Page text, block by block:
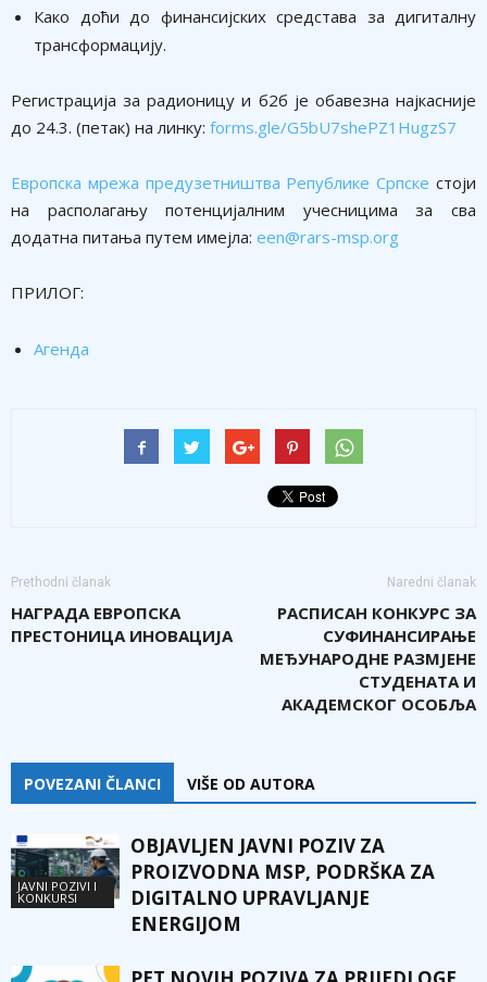
Како доћи до финансијских средстава за дигиталну
трансформацију.
Регистрација за радионицу и б2б је обавезна најкасније
до 24.3. (петак) на линку: forms.gle/G5bU7shePZ1HugzS7
Европска мрежа предузетништва Републике Српске стоји
на располагању потенцијалним учесницима за сва
додатна питања путем имејла: een@rars-msp.org
ПРИЛОГ:
Агенда
Prethodni članak
НАГРАДА ЕВРОПСКА
ПРЕСТОНИЦА ИНОВАЦИЈА
Naredni članak
РАСПИСАН КОНКУРС ЗА
СУФИНАНСИРАЊЕ
МЕЂУНАРОДНЕ РАЗМЈЕНЕ
СТУДЕНАТА И
АКАДЕМСКОГ ОСОБЉА
POVEZANI ČLANCI VIŠE OD AUTORA
JAVNI POZIVI I
KONKURSI
OBJAVLJEN JAVNI POZIV ZA
PROIZVODNA MSP, PODRŠKA ZA
DIGITALNO UPRAVLJANJE
ENERGIJOM